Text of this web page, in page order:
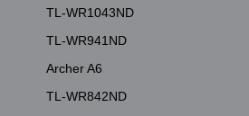
TL-WR1043ND
TL-WR941ND
Archer A6
TL-WR842ND